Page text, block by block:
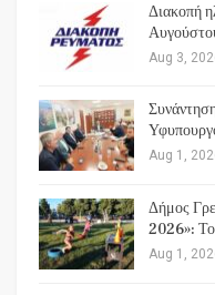
Διακοπή
Aug 3,
Aug 1,
Δήμος
2026»:
Aug 1,